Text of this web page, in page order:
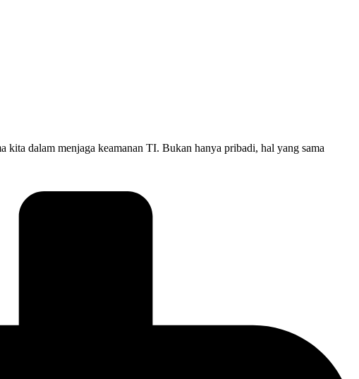
dalam menjaga keamanan TI. Bukan hanya pribadi, hal yang sama